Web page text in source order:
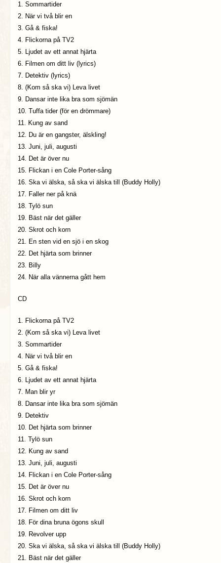
1. Sommartider
2. När vi två blir en
3. Gå & fiska!
4. Flickorna på TV2
5. Ljudet av ett annat hjärta
6. Filmen om ditt liv (lyrics)
7. Detektiv (lyrics)
8. (Kom så ska vi) Leva livet
9. Dansar inte lika bra som sjömän
10. Tuffa tider (för en drömmare)
11. Kung av sand
12. Du är en gangster, älskling!
13. Juni, juli, augusti
14. Det är över nu
15. Flickan i en Cole Porter-sång
16. Ska vi älska, så ska vi älska till (Buddy Holly)
17. Faller ner på knä
18. Tylö sun
19. Bäst när det gäller
20. Skrot och korn
21. En sten vid en sjö i en skog
22. Det hjärta som brinner
23. Billy
24. När alla vännerna gått hem
CD
1. Flickorna på TV2
2. (Kom så ska vi) Leva livet
3. Sommartider
4. När vi två blir en
5. Gå & fiska!
6. Ljudet av ett annat hjärta
7. Man blir yr
8. Dansar inte lika bra som sjömän
9. Detektiv
10. Det hjärta som brinner
11. Tylö sun
12. Kung av sand
13. Juni, juli, augusti
14. Flickan i en Cole Porter-sång
15. Det är över nu
16. Skrot och korn
17. Filmen om ditt liv
18. För dina bruna ögons skull
19. Revolver upp
20. Ska vi älska, så ska vi älska till (Buddy Holly)
21. Bäst när det gäller